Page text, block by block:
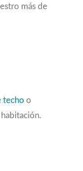
más de
techo o